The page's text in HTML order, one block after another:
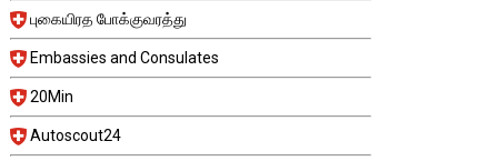
புகையிரத போக்குவரத்து
Embassies and Consulates
20Min
Autoscout24